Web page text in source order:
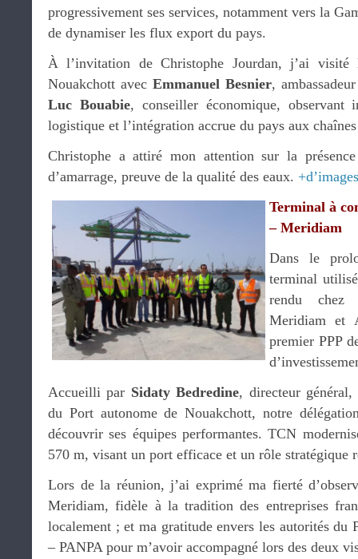
progressivement ses services, notamment vers la
de dynamiser les flux export du pays.
À l’invitation de Christophe Jourdan, j’ai
Nouakchott avec Emmanuel Besnier,
Luc Bouabie, conseiller économique, observant
logistique et l’intégration accrue du pays aux
Christophe a attiré mon attention sur la
d’amarrage, preuve de la qualité des eaux. +d’images
Terminal à
– Meridiam
Dans le
terminal
rendu chez
Meridiam et
premier PPP
Accueilli par Sidaty Bedredine, directeur général,
du Port autonome de Nouakchott, notre
découvrir ses équipes performantes. TCN
570 m, visant un port efficace et un rôle stratégique
Lors de la réunion, j’ai exprimé ma fierté
Meridiam, fidèle à la tradition des entreprises
localement ; et ma gratitude envers les autorités du
– PANPA pour m’avoir accompagné lors des deux